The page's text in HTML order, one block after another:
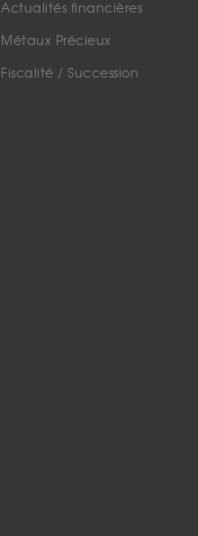
Actualités financières
Métaux Précieux
Fiscalité / Succession